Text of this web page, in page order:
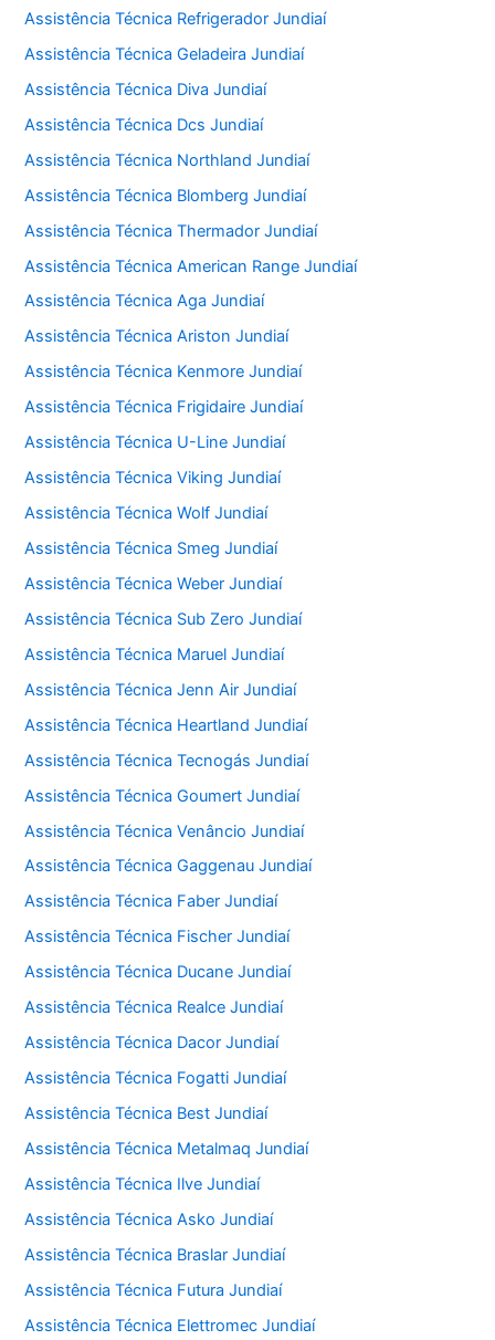
Assistência Técnica Refrigerador Jundiaí
Assistência Técnica Geladeira Jundiaí
Assistência Técnica Diva Jundiaí
Assistência Técnica Dcs Jundiaí
Assistência Técnica Northland Jundiaí
Assistência Técnica Blomberg Jundiaí
Assistência Técnica Thermador Jundiaí
Assistência Técnica American Range Jundiaí
Assistência Técnica Aga Jundiaí
Assistência Técnica Ariston Jundiaí
Assistência Técnica Kenmore Jundiaí
Assistência Técnica Frigidaire Jundiaí
Assistência Técnica U-Line Jundiaí
Assistência Técnica Viking Jundiaí
Assistência Técnica Wolf Jundiaí
Assistência Técnica Smeg Jundiaí
Assistência Técnica Weber Jundiaí
Assistência Técnica Sub Zero Jundiaí
Assistência Técnica Maruel Jundiaí
Assistência Técnica Jenn Air Jundiaí
Assistência Técnica Heartland Jundiaí
Assistência Técnica Tecnogás Jundiaí
Assistência Técnica Goumert Jundiaí
Assistência Técnica Venâncio Jundiaí
Assistência Técnica Gaggenau Jundiaí
Assistência Técnica Faber Jundiaí
Assistência Técnica Fischer Jundiaí
Assistência Técnica Ducane Jundiaí
Assistência Técnica Realce Jundiaí
Assistência Técnica Dacor Jundiaí
Assistência Técnica Fogatti Jundiaí
Assistência Técnica Best Jundiaí
Assistência Técnica Metalmaq Jundiaí
Assistência Técnica Ilve Jundiaí
Assistência Técnica Asko Jundiaí
Assistência Técnica Braslar Jundiaí
Assistência Técnica Futura Jundiaí
Assistência Técnica Elettromec Jundiaí